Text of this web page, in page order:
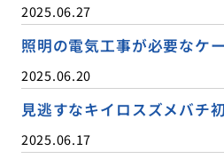
2025.06.27
照明の電気工事が必要なケ
2025.06.20
見逃すなキイロスズメバチ
2025.06.17